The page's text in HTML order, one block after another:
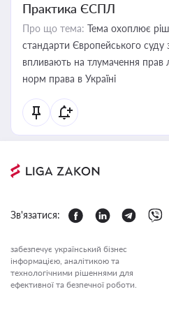
Практика ЄСПЛ
Про що тема: Тема охоплює
стандарти Європейського суду
впливають на тлумачення прав
норм права в Україні
Зв'язатися:
забезпечує український бізнес
інформацією, аналітикою та
технологічними рішеннями для
ефективної та безпечної роботи.